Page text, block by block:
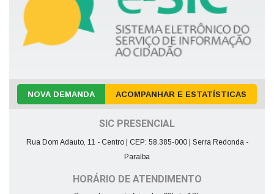
NOVA DEMANDA ACOMPANHAR E ESTATÍSTICAS
SIC PRESENCIAL
Rua Dom Adauto, 11 - Centro | CEP: 58.385-000 | Serra Redonda -
Paraíba
HORÁRIO DE ATENDIMENTO